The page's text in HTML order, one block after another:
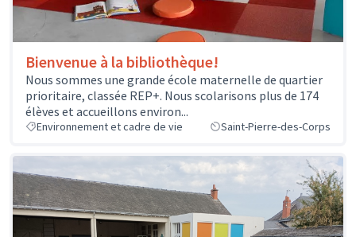
Bienvenue à la bibliothèque!
Nous sommes une grande école maternelle de quartier
prioritaire, classée REP+. Nous scolarisons plus de 174
élèves et accueillons environ...
Environnement et cadre de vie Saint-Pierre-des-Corps